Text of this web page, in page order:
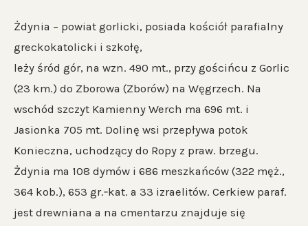
Żdynia – powiat gorlicki, posiada kościół parafialny
greckokatolicki i szkołę,
leży śród gór, na wzn. 490 mt., przy gościńcu z Gorlic
(23 km.) do Zborowa (Zborów) na Węgrzech. Na
wschód szczyt Kamienny Werch ma 696 mt. i
Jasionka 705 mt. Dolinę wsi przepływa potok
Konieczna, uchodzący do Ropy z praw. brzegu.
Żdynia ma 108 dymów i 686 meszkańców (322 męż.,
364 kob.), 653 gr.‐kat. a 33 izraelitów. Cerkiew paraf.
jest drewniana a na cmentarzu znajduje się